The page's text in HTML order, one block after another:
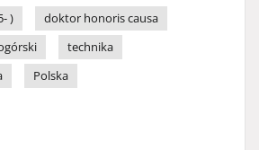
)
doktor honoris causa
technika
Polska